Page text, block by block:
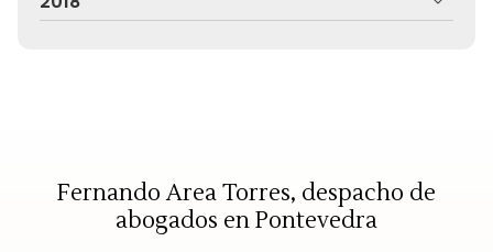
Fernando Area Torres, despacho de
abogados en Pontevedra